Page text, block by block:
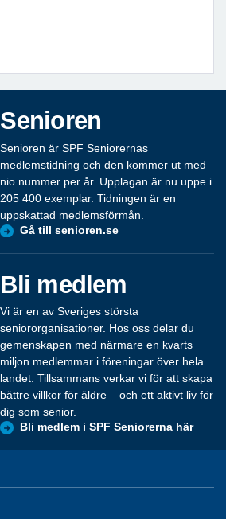
Senioren
Senioren är SPF Seniorernas
medlemstidning och den kommer ut med
nio nummer per år. Upplagan är nu uppe i
205 400 exemplar. Tidningen är en
uppskattad medlemsförmån.
Gå till senioren.se
Bli medlem
Vi är en av Sveriges största
seniororganisationer. Hos oss delar du
gemenskapen med närmare en kvarts
miljon medlemmar i föreningar över hela
landet. Tillsammans verkar vi för att skapa
bättre villkor för äldre – och ett aktivt liv för
dig som senior.
Bli medlem i SPF Seniorerna här